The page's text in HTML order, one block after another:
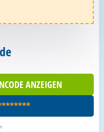
ANZEIGEN